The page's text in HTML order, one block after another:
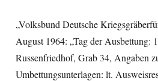
„Volksbund Deutsche
August 1964: „Tag der Ausbettung:
Russenfriedhof, Grab 34, Angaben
Umbettungsunterlagen: lt.